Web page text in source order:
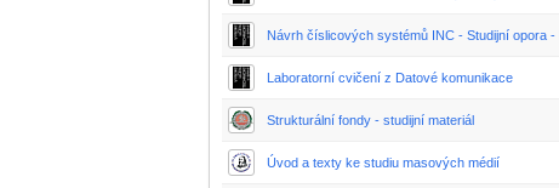
Návrh číslicových systémů INC - Studijní opora
Laboratorní cvičení z Datové komunikace
Strukturální fondy - studijní materiál
Úvod a texty ke studiu masových médií